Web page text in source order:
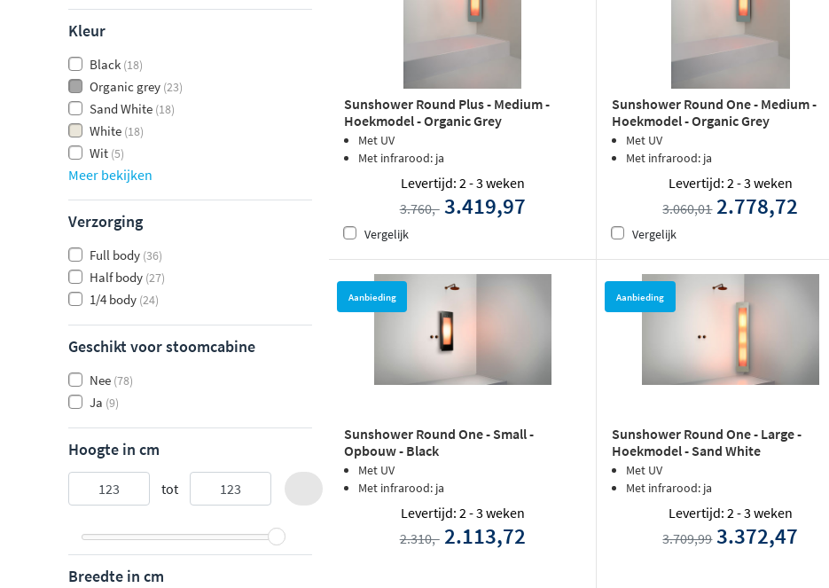
Kleur
Black (18)
Organic grey (23)
Sand White (18)
White (18)
Wit (5)
Meer bekijken
Verzorging
Full body (36)
Half body (27)
1/4 body (24)
Geschikt voor stoomcabine
Nee (78)
Ja (9)
Hoogte in cm
tot
Breedte in cm
Sunshower Round Plus - Medium -
Hoekmodel - Organic Grey
Met UV
Met infrarood: ja
Levertijd: 2 - 3 weken
3.760,- 3.419,97
Vergelijk
Sunshower Round One - Medium -
Hoekmodel - Organic Grey
Met UV
Met infrarood: ja
Levertijd: 2 - 3 weken
3.060,01 2.778,72
Vergelijk
Aanbieding
Sunshower Round One - Small -
Opbouw - Black
Met UV
Met infrarood: ja
Levertijd: 2 - 3 weken
2.310,- 2.113,72
Aanbieding
Sunshower Round One - Large -
Hoekmodel - Sand White
Met UV
Met infrarood: ja
Levertijd: 2 - 3 weken
3.709,99 3.372,47